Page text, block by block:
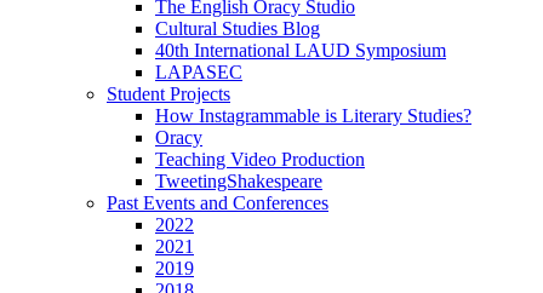
The English Oracy Studio
Cultural Studies Blog
40th International LAUD Symposium
LAPASEC
Student Projects
How Instagrammable is Literary Studies?
Oracy
Teaching Video Production
TweetingShakespeare
Past Events and Conferences
2022
2021
2019